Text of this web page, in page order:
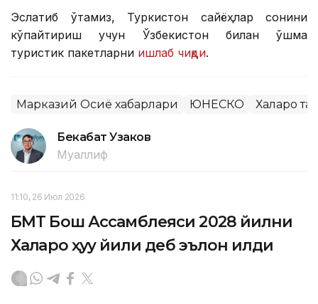
Эслатиб ўтамиз, Туркистон сайёҳлар сонини
кўпайтириш учун Ўзбекистон билан қўшма
туристик пакетларни ишлаб чиқди.
Марказий Осиё хабарлари ЮНЕСКО Халқаро
Бекабат Узаков
Муаллиф
11:10, 26 Июл 2026
БМТ Бош Ассамблеяси 2028 йилни
Халқаро ҳуқуқ йили деб эълон қилди